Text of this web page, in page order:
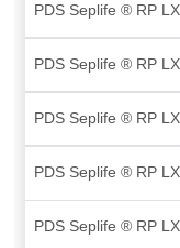
PDS Seplife ® RP
PDS Seplife ® RP
PDS Seplife ® RP
PDS Seplife ® RP
PDS Seplife ® RP